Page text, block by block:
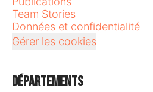
Team Stories
Données et confidentialité
Gérer les cookies
Départements